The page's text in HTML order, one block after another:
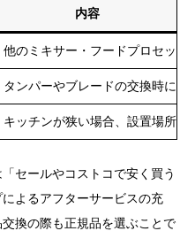
内容
他のミキサー・フードプロセッサ
タンパーやブレードの交換時に
キッチンが狭い場合、設置場所の
セールやコストコで安く買う
よるアフターサービスの充
換の際も正規品を選ぶことで